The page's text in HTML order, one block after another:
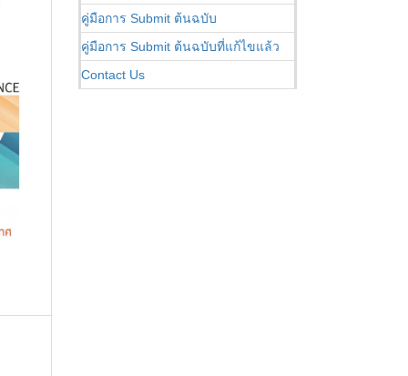
คู่มือการ Submit ต้นฉบับ
คู่มือการ Submit ต้นฉบับที่แก้ไขแล้ว
Contact Us